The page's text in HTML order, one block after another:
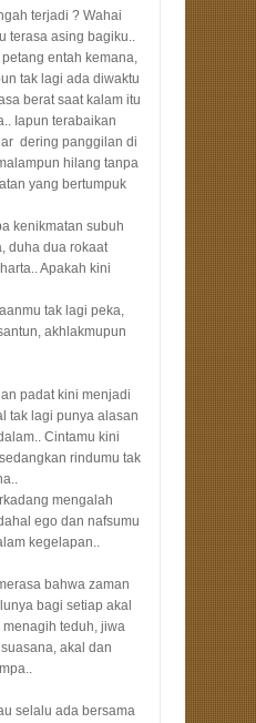
terjadi ? Wahai
terasa asing bagiku..
entah kemana,
tak lagi ada diwaktu
berat saat kalam itu
Iapun terabaikan
dering panggilan di
hilang tanpa
yang bertumpuk
kenikmatan subuh
duha dua rokaat
Apakah kini
tak lagi peka,
akhlakmupun
padat kini menjadi
tak lagi punya alasan
Cintamu kini
rindumu tak
mengalah
ego dan nafsumu
kegelapan..
bahwa zaman
bagi setiap akal
teduh, jiwa
akal dan
selalu ada bersama